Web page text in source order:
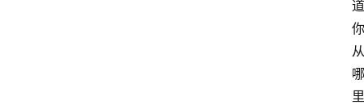
道
你
从
哪
里